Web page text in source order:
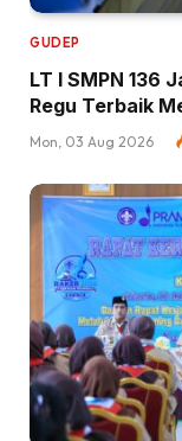
GUDEP
LT I SMPN 136
Regu Terbaik
Mon, 03 Aug 2026